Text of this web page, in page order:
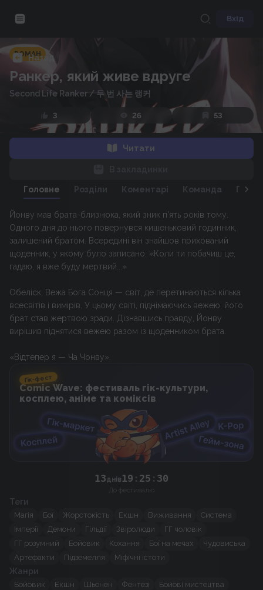
Вхід
Назад
РОМАН
Ранкер, який живе вдруге
Second Life Ranker / 두 번 사는 랭커
3 26 53
Читати
Головне Розділи Коментарі Команда
Йонву мав брата-близнюка, який зник п'ять років тому.
Одного дня до нього повернувся кишеньковий годинник,
залишений братом. Всередині він знайшов прихований
щоденник, у якому було записано: «Коли ти побачиш це,
гадаю, я вже буду мертвий...»
Обеліск, Вежа Бога Сонця — світ, де перетинаються кілька
всесвітів і вимірів. У цьому світі, піднімаючись вежею, його
брат став жертвою зради. Дізнавшись правду, Йонву
вирішив піднятися вежею разом із щоденником брата.
«Відтепер я — Ча Чонву».
Гік-фест
Comic Wave: фестиваль гік-культури,
косплею, аніме та коміксів
13днів 19 : 25 : 29
До фестивалю
Теги
Магія Бої Жорстокість Екшн Виживання
Система
Імперії
Демони Гільдії Звіролюди
ГГ чоловік
ГГ розумний
Бойовик Кохання Бої на мечах
Чудовиська
Артефакти
Підземелля Міфічні істоти
Жанри
Бойовик Екшн Шьонен Фентезі Бойові мистецтва